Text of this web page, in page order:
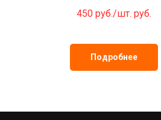
450 руб./шт. руб.
Подробнее